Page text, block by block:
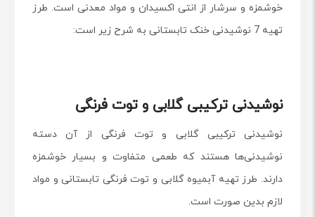
خوشمزه و سرشار از انتی اکسیدان و مواد معدنی است. طرز
تهیه 7 نوشیدنی خنک تابستانی به شرح زیر است:
نوشیدنی ترکیبی گلابی و توت فرنگی
نوشیدنی ترکیبی گلابی و توت فرنگی از آن دسته
نوشیدنی‌ها هستند که طعمی متفاوت و بسیار خوشمزه
دارند. طرز تهیه آبمیوه گلابی و توت فرنگی تابستانی و مواد
لازم بدین صورت است.